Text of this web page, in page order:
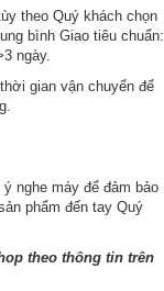
theo Quý khách chọn
bình Giao tiêu chuẩn:
ngày.
gian vận chuyển để
nghe máy để đảm bảo
phẩm đến tay Quý
theo thông tin trên